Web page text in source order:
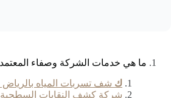
ما هي خدمات الشركة وصفاء
ك شف تسربات المياه بالرياض
شركة كشف النقابات السطحية